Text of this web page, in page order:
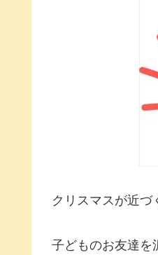
クリスマスが近づ
子どものお友達を